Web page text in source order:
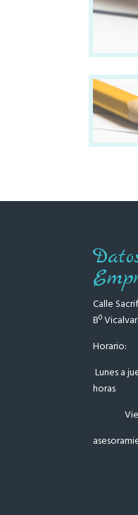
Calle
Bº
Horario:
Lunes a
horas